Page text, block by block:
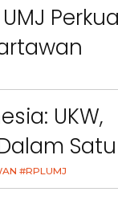
UKW,
Satu
#RPLUMJ
Headline National News
Berita
Sosial
Penyuluhan
Tua dalam
Anak di